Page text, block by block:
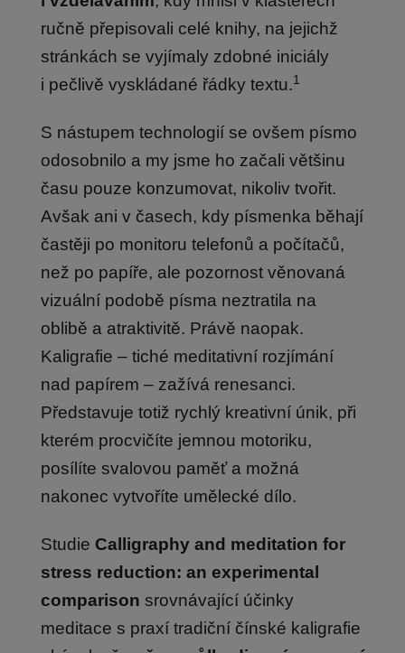
ručně přepisovali celé knihy, na jejichž
stránkách se vyjímaly zdobné iniciály
i pečlivě vyskládané řádky textu.1
S nástupem technologií se ovšem písmo
odosobnilo a my jsme ho začali většinu
času pouze konzumovat, nikoliv tvořit.
Avšak ani v časech, kdy písmenka běhají
častěji po monitoru telefonů a počítačů,
než po papíře, ale pozornost věnovaná
vizuální podobě písma neztratila na
oblibě a atraktivitě. Právě naopak.
Kaligrafie – tiché meditativní rozjímání
nad papírem – zažívá renesanci.
Představuje totiž rychlý kreativní únik, při
kterém procvičíte jemnou motoriku,
posílíte svalovou paměť a možná
nakonec vytvoříte umělecké dílo.
Studie Calligraphy and meditation for
stress reduction: an experimental
comparison srovnávající účinky
meditace s praxí tradiční čínské kaligrafie